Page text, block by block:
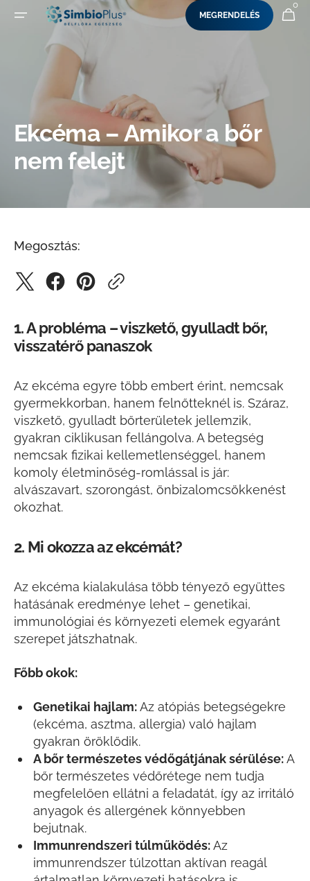
UGRÁS A TARTALOMRAMEGRENDELÉS KOSÁR
0
0
ELEM
Ekcéma – Amikor a bőr
nem felejt
Megosztás:
1. A probléma – viszkető, gyulladt bőr,
visszatérő panaszok
Az ekcéma egyre több embert érint, nemcsak
gyermekkorban, hanem felnőtteknél is. Száraz,
viszkető, gyulladt bőrterületek jellemzik,
gyakran ciklikusan fellángolva. A betegség
nemcsak fizikai kellemetlenséggel, hanem
komoly életminőség-romlással is jár:
alvászavart, szorongást, önbizalomcsökkenést
okozhat.
2. Mi okozza az ekcémát?
Az ekcéma kialakulása több tényező együttes
hatásának eredménye lehet – genetikai,
immunológiai és környezeti elemek egyaránt
szerepet játszhatnak.
Főbb okok:
Genetikai hajlam:Az atópiás betegségekre
(ekcéma, asztma, allergia) való hajlam
gyakran öröklődik.
A bőr természetes védőgátjának sérülése:A
bőr természetes védőrétege nem tudja
megfelelően ellátni a feladatát, így az irritáló
anyagok és allergének könnyebben
bejutnak.
Immunrendszeri túlműködés:Az
immunrendszer túlzottan aktívan reagál